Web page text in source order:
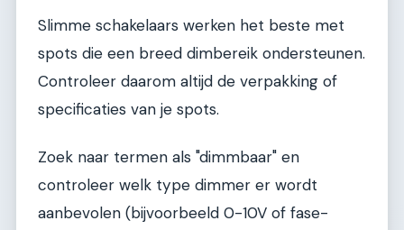
Slimme schakelaars werken het beste met
spots die een breed dimbereik ondersteunen.
Controleer daarom altijd de verpakking of
specificaties van je spots.
Zoek naar termen als "dimmbaar" en
controleer welk type dimmer er wordt
aanbevolen (bijvoorbeeld 0-10V of fase-